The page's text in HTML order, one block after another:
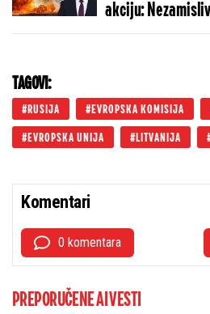
akciju:
brutalnog sukoba
TAGOVI:
RUSIJA EVROPSKA KOMISIJA
EVROPSKA UNIJA LITVANIJA
Komentari
0 komentara
PREPORUČENE AI VESTI